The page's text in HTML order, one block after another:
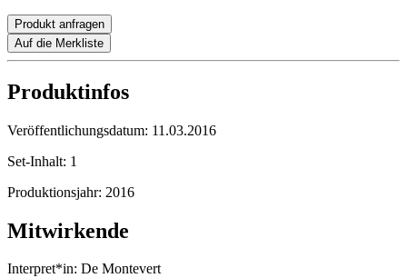
Produkt anfragen
Auf die Merkliste
Produktinfos
Veröffentlichungsdatum: 11.03.2016
Set-Inhalt: 1
Produktionsjahr: 2016
Mitwirkende
Interpret*in: De Montevert